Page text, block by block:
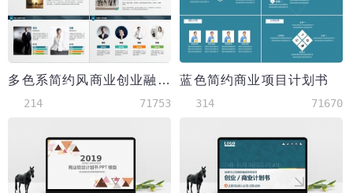
多色系简约风商业创业融资计划书PPT模板
214 71753
蓝色简约商业项目计划书
314 71670